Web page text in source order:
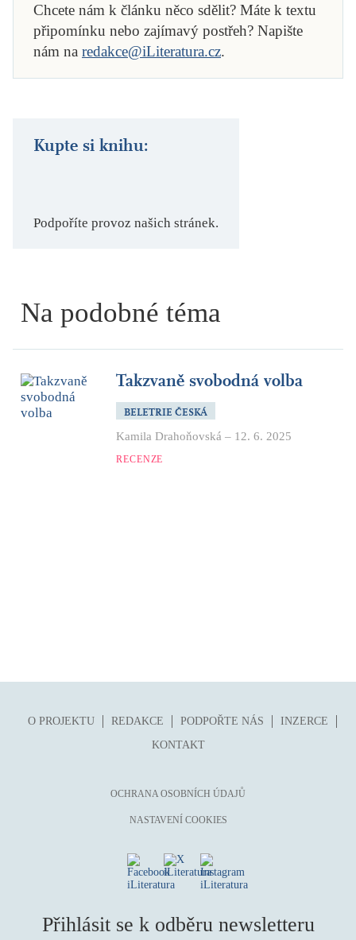
Chcete nám k článku něco sdělit? Máte k textu
připomínku nebo zajímavý postřeh? Napište
nám na redakce@iLiteratura.cz.
Kupte si knihu:
Podpoříte provoz našich stránek.
Na podobné téma
Takzvaně svobodná volba
BELETRIE ČESKÁ
Kamila Drahoňovská – 12. 6. 2025
RECENZE
O PROJEKTU REDAKCE PODPOŘTE NÁS
INZERCE
KONTAKT
OCHRANA OSOBNÍCH ÚDAJŮ
NASTAVENÍ COOKIES
Přihlásit se k odběru newsletteru